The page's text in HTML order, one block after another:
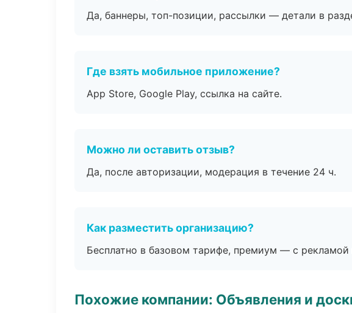
Да, баннеры, топ-позиции, рассылки — детали в
Где взять мобильное приложение?
App Store, Google Play, ссылка на сайте.
Можно ли оставить отзыв?
Да, после авторизации, модерация в течение 24 ч.
Как разместить организацию?
Бесплатно в базовом тарифе, премиум — с
Похожие компании: Объявления и